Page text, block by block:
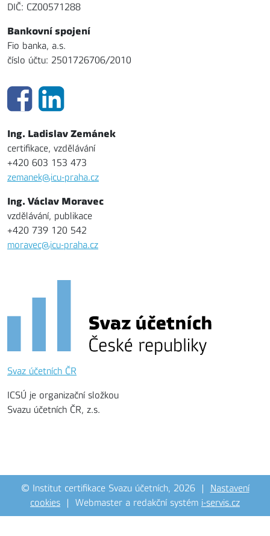
DIČ: CZ00571288
Bankovní spojení
Fio banka, a.s.
číslo účtu: 2501726706/2010
Ing. Ladislav Zemánek
certifikace, vzdělávání
+420 603 153 473
zemanek@icu-praha.cz
Ing. Václav Moravec
vzdělávání, publikace
+420 739 120 542
moravec@icu-praha.cz
Svaz účetních ČR
ICSÚ je organizační složkou
Svazu účetních ČR, z.s.
© Institut certifikace Svazu účetních, 2026 | Nastavení
cookies | Webmaster a redakční systém i-servis.cz